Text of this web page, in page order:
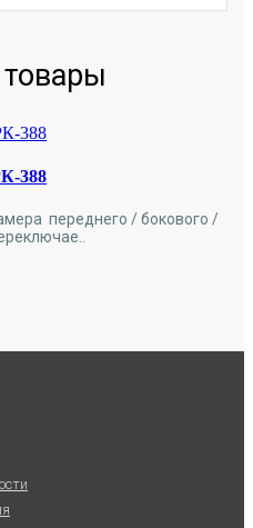
388
переднего / бокового /